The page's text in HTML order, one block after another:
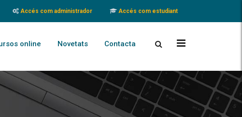
Accés com administrador Accés com estudiant
online Novetats Contacta